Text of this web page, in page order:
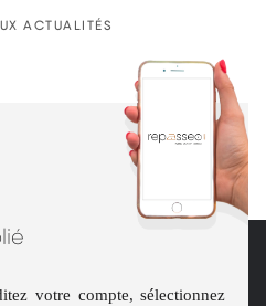
ACTUALITÉS
votre compte, sélectionnez